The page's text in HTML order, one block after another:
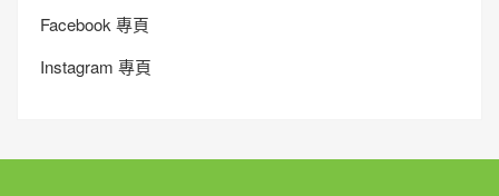
Facebook 專頁
Instagram 專頁